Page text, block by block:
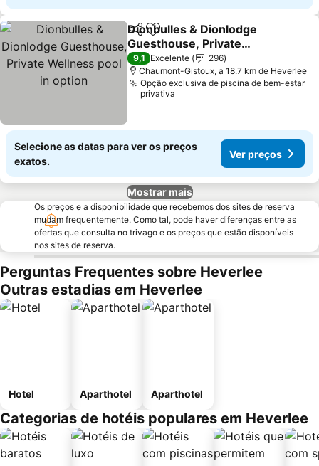
PartilharAdicionar aos favoritos
Dionbulles & Dionlodge
Guesthouse, Private
Wellness pool in option
Ver preços
9,1 Excelente
296
Chaumont-Gistoux, a 18.7 km de Heverlee
Opção exclusiva de piscina de bem-estar
privativa
Selecione as datas para ver os preços
exatos.
Ver preços
Mostrar mais
Os preços e a disponibilidade que recebemos dos sites de reserva
mudam frequentemente. Como tal, pode haver diferenças entre as
ofertas que consulta no trivago e os preços que estão disponíveis
nos sites de reserva.
Perguntas Frequentes sobre Heverlee
Outras estadias em Heverlee
Hotel Aparthotel Aparthotel
Categorias de hotéis populares em Heverlee